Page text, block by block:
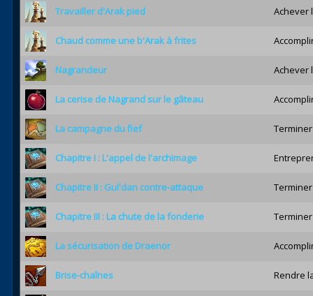
Travailler d'Arak pied Achever
Chaud comme une b'Arak à frites
Nagrandeur Achever
La cerise de Nagrand sur le gâteau
La campagne du fief
Chapitre I : L'appel de l'archimage
Chapitre II : Gul'dan contre-attaque
Chapitre III : La chute de la fonderie
La sécurisation de Draenor
Brise-chaînes Rendre